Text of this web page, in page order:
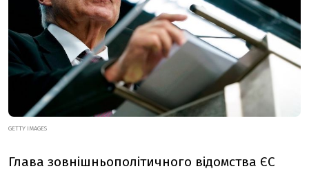
GETTY IMAGES
Глава зовнішньополітичного відомства ЄС